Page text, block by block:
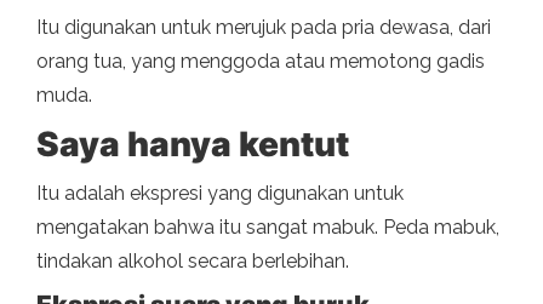
Itu digunakan untuk merujuk pada pria dewasa, dari
orang tua, yang menggoda atau memotong gadis
muda.
Saya hanya kentut
Itu adalah ekspresi yang digunakan untuk
mengatakan bahwa itu sangat mabuk. Peda mabuk,
tindakan alkohol secara berlebihan.